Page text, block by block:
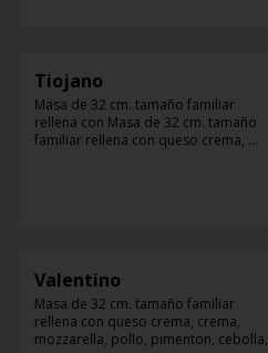
Tiojano
Masa de 32 cm. tamaño familiar
rellena con Masa de 32 cm. tamaño
familiar rellena con queso crema,
Valentino
Masa de 32 cm. tamaño familiar
rellena con queso crema, crema,
mozzarella, pollo, pimenton, cebolla,